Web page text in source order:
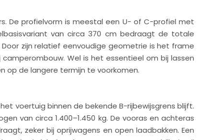
De profielvorm is meestal een U- of C-profiel met
van circa 370 cm bedraagt de totale
zijn relatief eenvoudige geometrie is het frame
Wel is het essentieel om bij lassen
op de langere termijn te voorkomen.
voertuig binnen de bekende B-rijbewijsgrens blijft.
van circa 1.400–1.450 kg. De vooras en achteras
zeker bij oprijwagens en open laadbakken. Een